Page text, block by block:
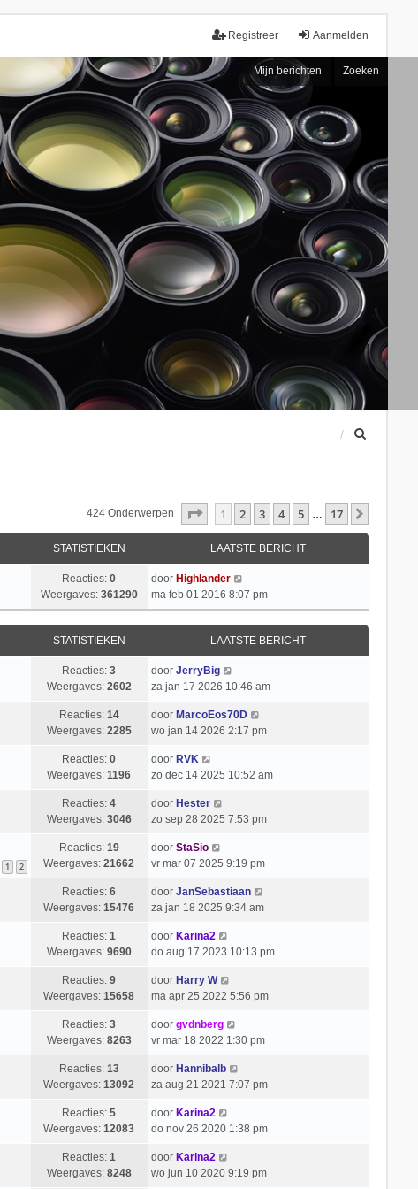
Aanmelden
Registreer
Mijn berichten Zoeken
424 Onderwerpen Pagina1 Van 17
1 2 3 4 5 … 17
STATISTIEKEN LAATSTE BERICHT
Reacties:0
Weergaves: 361290
door Highlander
ma feb 01 2016 8:07 pm
STATISTIEKEN LAATSTE BERICHT
Reacties:3
Weergaves: 2602
door JerryBig
za jan 17 2026 10:46 am
Reacties: 14
Weergaves: 2285
door MarcoEos70D
wo jan 14 2026 2:17 pm
Reacties:0
Weergaves:1196
door RVK
zo dec 14 2025 10:52 am
Reacties:4
Weergaves: 3046
door Hester
zo sep 28 2025 7:53 pm
1 2
Reacties: 19
Weergaves:21662
door StaSio
vr mar 07 2025 9:19 pm
Reacties:6
Weergaves:15476
door JanSebastiaan
za jan 18 2025 9:34 am
Reacties:1
Weergaves: 9690
door Karina2
do aug 17 2023 10:13 pm
Reacties:9
Weergaves:15658
door Harry W
ma apr 25 2022 5:56 pm
Reacties:3
Weergaves: 8263
door gvdnberg
vr mar 18 2022 1:30 pm
Reacties: 13
Weergaves:13092
door Hannibalb
za aug 21 2021 7:07 pm
Reacties:5
Weergaves:12083
door Karina2
do nov 26 2020 1:38 pm
Reacties:1
Weergaves: 8248
door Karina2
wo jun 10 2020 9:19 pm